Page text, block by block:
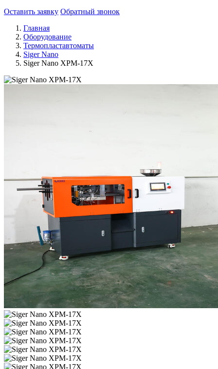
Оставить заявку Обратный звонок
Главная
Оборудование
Термопластавтоматы
Siger Nano
Siger Nano XPM-17Х